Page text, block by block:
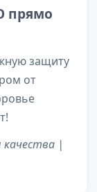
прямо
защиту
от
качества |